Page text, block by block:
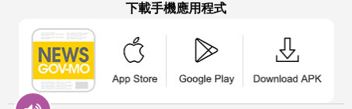
下載手機應用程式